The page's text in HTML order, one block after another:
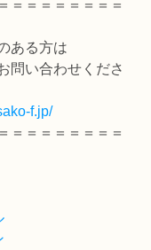
＝＝＝＝＝＝＝＝
ある方は
問い合わせくださ
f.jp/
＝＝＝＝＝＝＝＝